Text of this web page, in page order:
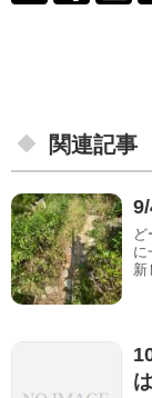
関連記事
に
新